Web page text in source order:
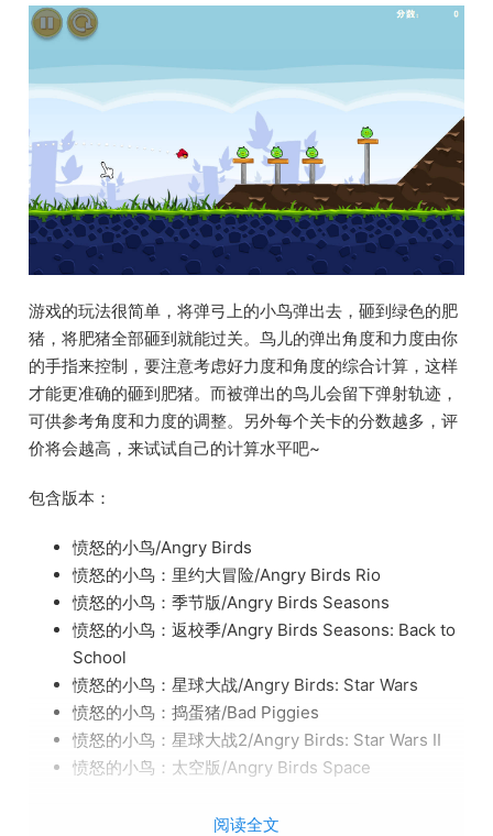
游戏的玩法很简单，将弹弓上的小鸟弹出去，砸到绿色的肥
猪，将肥猪全部砸到就能过关。鸟儿的弹出角度和力度由你
的手指来控制，要注意考虑好力度和角度的综合计算，这样
才能更准确的砸到肥猪。而被弹出的鸟儿会留下弹射轨迹，
可供参考角度和力度的调整。另外每个关卡的分数越多，评
价将会越高，来试试自己的计算水平吧~
包含版本：
愤怒的小鸟/Angry Birds
愤怒的小鸟：里约大冒险/Angry Birds Rio
愤怒的小鸟：季节版/Angry Birds Seasons
愤怒的小鸟：返校季/Angry Birds Seasons: Back to
School
愤怒的小鸟：星球大战/Angry Birds: Star Wars
愤怒的小鸟：捣蛋猪/Bad Piggies
愤怒的小鸟：星球大战2/Angry Birds: Star Wars II
愤怒的小鸟：太空版/Angry Birds Space
阅读全文